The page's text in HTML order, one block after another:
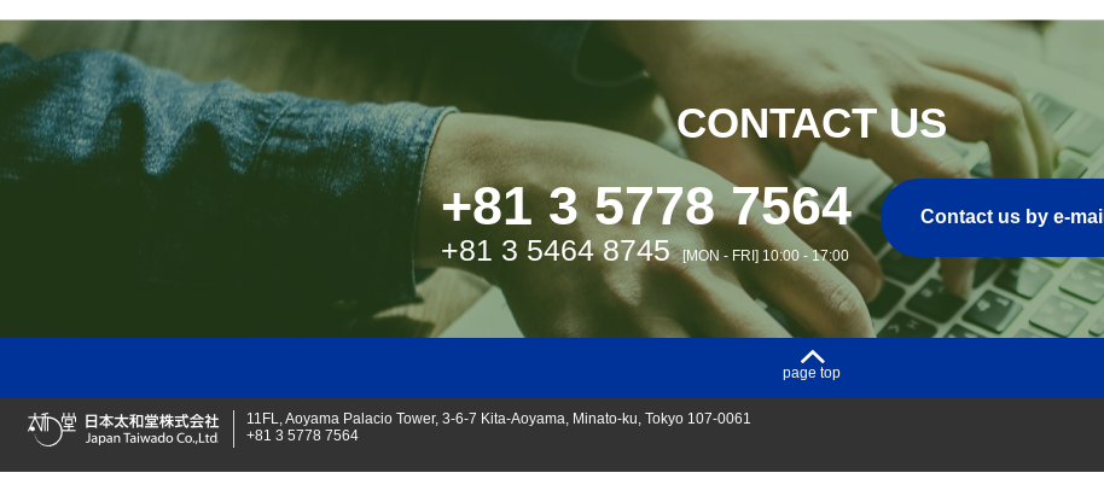
CONTACT US
+81 3 5778 7564
+81 3 5464 8745 [MON - FRI] 10:00 - 17:00
Contact us by e-mail
page top
日本太和堂株式会社
11FL, Aoyama Palacio Tower, 3-6-7 Kita-Aoyama, Minato-ku, Tokyo 107-0061
+81 3 5778 7564